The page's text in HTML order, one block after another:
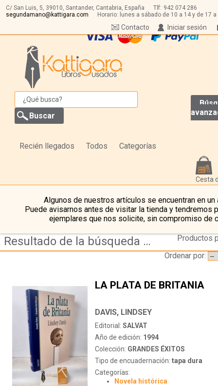
C/ San Luis, 5, 39010, Santander, Cantabria, España Tlf: 942 074 286
segundamano@kattigara.com
Horario: lunes a sábado de 10 a 14 y de 17 a
Iniciar sesión
Contacto
Recién llegados Todos Categorías
Cesta
Algunos de nuestros artículos se encuentran en un
Puede avisarnos antes de visitar la tienda y tendremos
ejemplares que nos solicite, sin compromiso de
Resultado de la búsqueda de autor davis,-lindsey
Productos
Ordenar por:
LA PLATA DE BRITANIA
DAVIS, LINDSEY
Editorial: SALVAT
Año de edición: 1994
Colección: GRANDES ÉXITOS
Tipo de encuadernación: tapa dura
Categorías:
Novela histórica